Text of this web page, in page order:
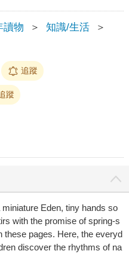
讀物 ＞ 知識/生活
＞
追蹤
蹤
Eden, tiny hands so
with the promise of spring-s
these pages. Here, the everyd
discover the rhythms of na